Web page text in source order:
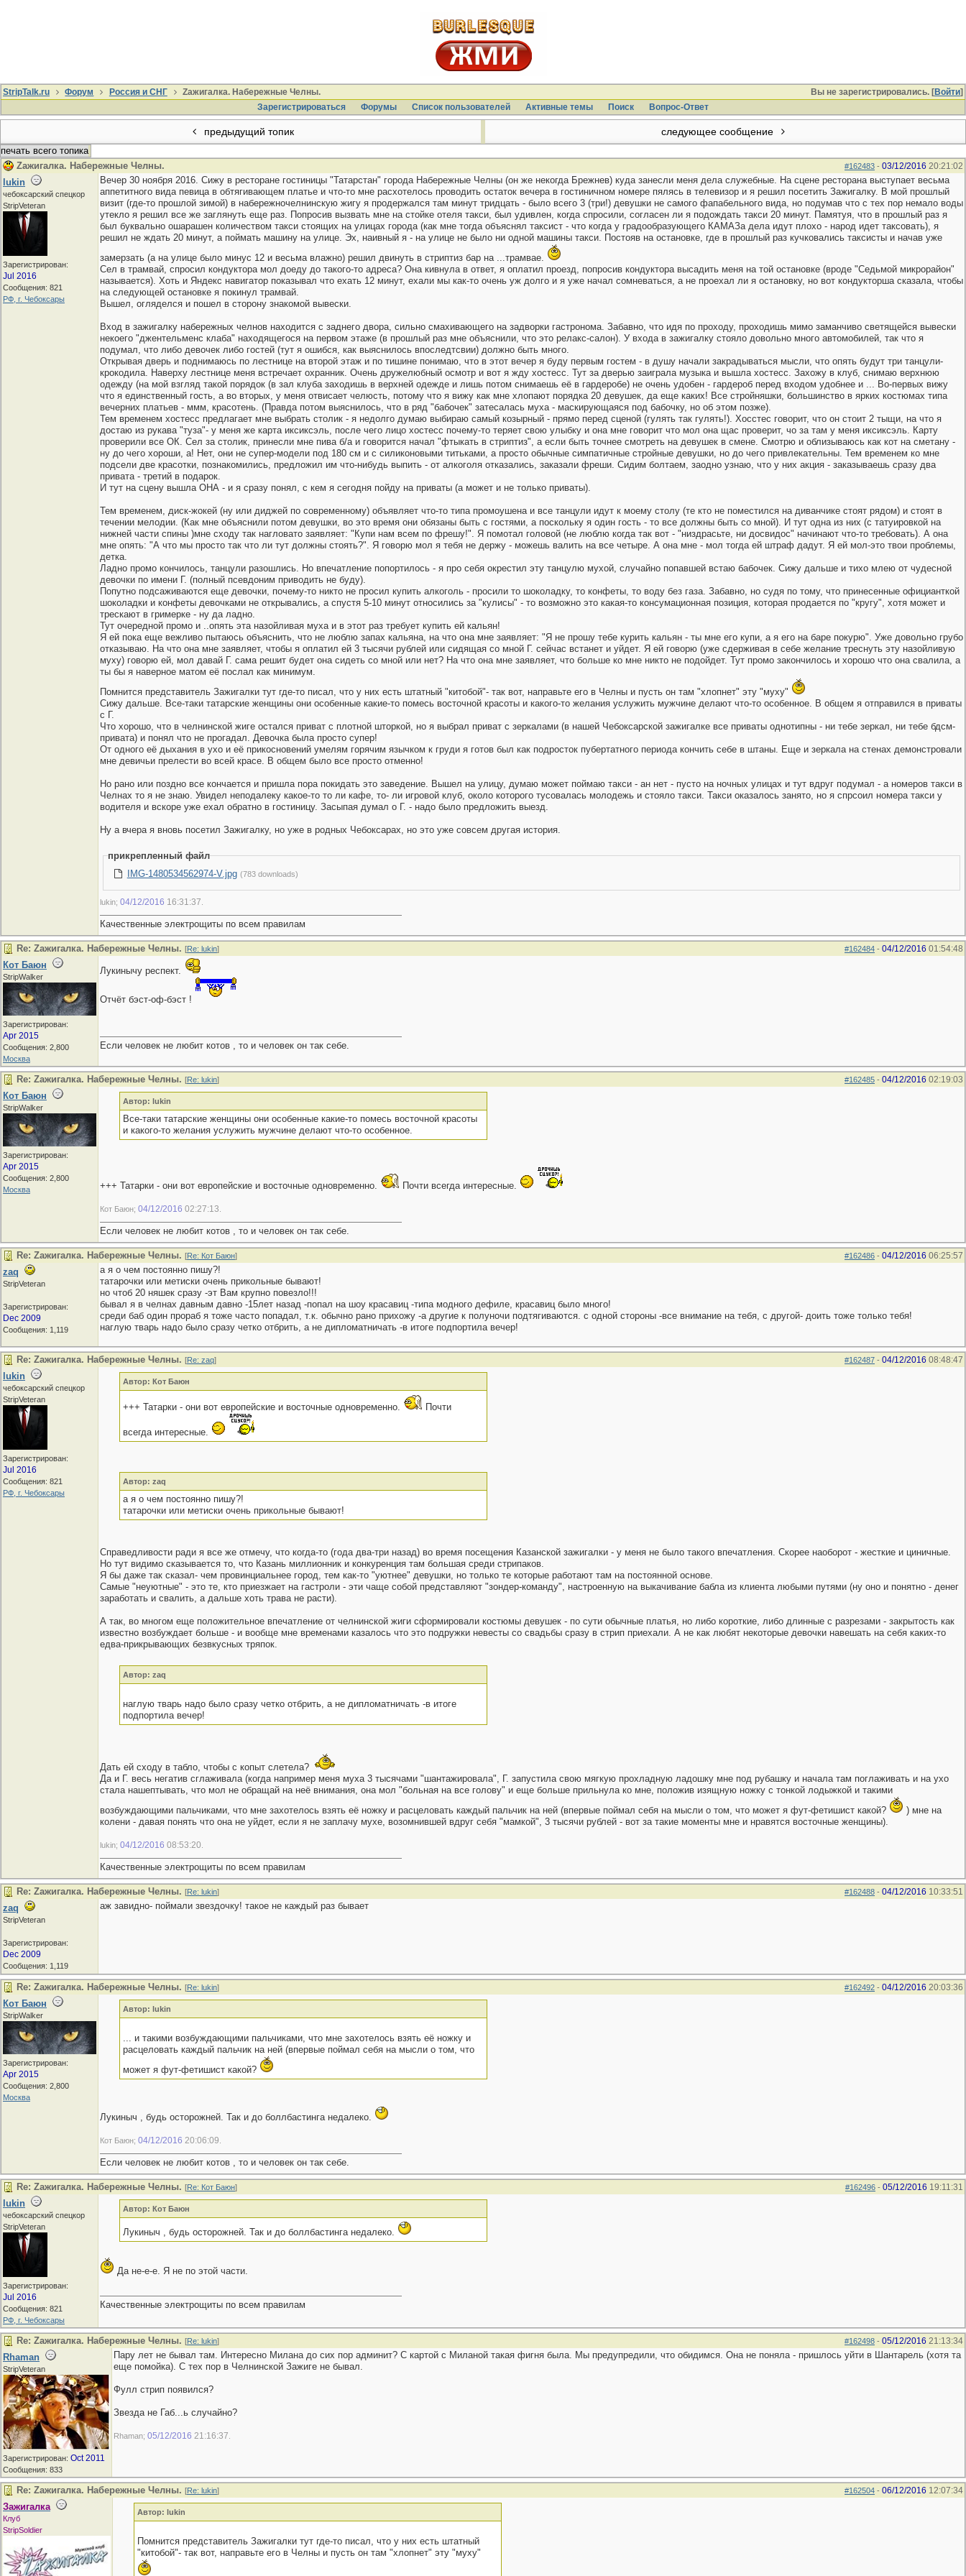
Вы не зарегистрировались. [Войти]
StripTalk.ru Форум Россия и СНГ
Zaжигалка. Набережные Челны.
Зарегистрироваться
Форумы Список пользователей Активные темы Поиcк Вопрос-Ответ
предыдущий топик следующее сообщение
печать всего топика
#162483 - 03/12/2016 20:21:02
Zaжигалка. Набережные Челны.
lukin
чебоксарский спецкор
StripVeteran
Зарегистрирован:
Jul 2016
Сообщения: 821
РФ, г. Чебоксары
Вечер 30 ноября 2016. Сижу в ресторане гостиницы "Татарстан" города Набережные Челны (он же некогда Брежнев) куда занесли меня дела служебные. На сцене ресторана выступает весьма
аппетитного вида певица в обтягивающем платье и что-то мне расхотелось проводить остаток вечера в гостиничном номере пялясь в телевизор и я решил посетить Зажигалку. В мой прошлый
визит (где-то прошлой зимой) в набережночелнинскую жигу я продержался там минут тридцать - было всего 3 (три!) девушки не самого фапабельного вида, но подумав что с тех пор немало воды
утекло я решил все же заглянуть еще раз. Попросив вызвать мне на стойке отеля такси, был удивлен, когда спросили, согласен ли я подождать такси 20 минут. Памятуя, что в прошлый раз я
был буквально ошарашен количеством такси стоящих на улицах города (как мне тогда объяснял таксист - что когда у градообразующего КАМАЗа дела идут плохо - народ идет таксовать), я
решил не ждать 20 минут, а поймать машину на улице. Эх, наивный я - на улице не было ни одной машины такси. Постояв на остановке, где в прошлый раз кучковались таксисты и начав уже
замерзать (а на улице было минус 12 и весьма влажно) решил двинуть в стриптиз бар на ...трамвае.
Сел в трамвай, спросил кондуктора мол доеду до такого-то адреса? Она кивнула в ответ, я оплатил проезд, попросив кондуктора высадить меня на той остановке (вроде "Седьмой микрорайон"
называется). Хоть и Яндекс навигатор показывал что ехать 12 минут, ехали мы как-то очень уж долго и я уже начал сомневаться, а не проехал ли я остановку, но вот кондукторша сказала, чтобы
на следующей остановке я покинул трамвай.
Вышел, огляделся и пошел в сторону знакомой вывески.
Вход в зажигалку набережных челнов находится с заднего двора, сильно смахивающего на задворки гастронома. Забавно, что идя по проходу, проходишь мимо заманчиво светящейся вывески
некоего "джентельменс клаба" находящегося на первом этаже (в прошлый раз мне объяснили, что это релакс-салон). У входа в зажигалку стояло довольно много автомобилей, так что я
подумал, что либо девочек либо гостей (тут я ошибся, как выяснилось впоследтсвии) должно быть много.
Открывая дверь и поднимаюсь по лестнице на второй этаж и по тишине понимаю, что в этот вечер я буду первым гостем - в душу начали закрадываться мысли, что опять будут три танцули-
крокодила. Наверху лестнице меня встречает охранник. Очень дружелюбный осмотр и вот я жду хостесс. Тут за дверью заиграла музыка и вышла хостесс. Захожу в клуб, снимаю верхнюю
одежду (на мой взгляд такой порядок (в зал клуба заходишь в верхней одежде и лишь потом снимаешь её в гардеробе) не очень удобен - гардероб перед входом удобнее и ... Во-первых вижу
что я единственный гость, а во вторых, у меня отвисает челюсть, потому что я вижу как мне хлопают порядка 20 девушек, да еще каких! Все стройняшки, большинство в ярких костюмах типа
вечерних платьев - ммм, красотень. (Правда потом выяснилось, что в ряд "бабочек" затесалась муха - маскирующаяся под бабочку, но об этом позже).
Тем временем хостесс предлагает мне выбрать столик - я недолго думаю выбираю самый козырный - прямо перед сценой (гулять так гулять!). Хосстес говорит, что он стоит 2 тыщи, на что я
достаю из рукава "туза"- у меня же карта иксиксэль, после чего лицо хостесс почему-то теряет свою улыбку и она мне говорит что мол она щас проверит, чо за там у меня иксиксэль. Карту
проверили все ОК. Сел за столик, принесли мне пива б/а и говорится начал "фтыкать в стриптиз", а если быть точнее смотреть на девушек в смене. Смотрю и облизываюсь как кот на сметану -
ну до чего хороши, а! Нет, они не супер-модели под 180 см и с силиконовыми титьками, а просто обычные симпатичные стройные девушки, но до чего привлекательны. Тем временем ко мне
подсели две красотки, познакомились, предложил им что-нибудь выпить - от алкоголя отказались, заказали фреши. Сидим болтаем, заодно узнаю, что у них акция - заказываешь сразу два
привата - третий в подарок.
И тут на сцену вышла ОНА - и я сразу понял, с кем я сегодня пойду на приваты (а может и не только приваты).
Тем временем, диск-жокей (ну или диджей по современному) объявляет что-то типа промоушена и все танцули идут к моему столу (те кто не поместился на диванчике стоят рядом) и стоят в
течении мелодии. (Как мне объяснили потом девушки, во это время они обязаны быть с гостями, а поскольку я один гость - то все должны быть со мной). И тут одна из них (с татуировкой на
нижней части спины )мне сходу так нагловато заявляет: "Купи нам всем по фрешу!". Я помотал головой (не люблю когда так вот - "низдрасьте, ни досвидос" начинают что-то требовать). А она
мне опять: "А что мы просто так что ли тут должны стоять?". Я говорю мол я тебя не держу - можешь валить на все четыре. А она мне - мол тогда ей штраф дадут. Я ей мол-это твои проблемы,
детка.
Ладно промо кончилось, танцули разошлись. Но впечатление попортилось - я про себя окрестил эту танцулю мухой, случайно попавшей встаю бабочек. Сижу дальше и тихо млею от чудесной
девочки по имени Г. (полный псевдоним приводить не буду).
Попутно подсаживаются еще девочки, почему-то никто не просил купить алкоголь - просили то шоколадку, то конфеты, то воду без газа. Забавно, но судя по тому, что принесенные официанткой
шоколадки и конфеты девочками не открывались, а спустя 5-10 минут относились за "кулисы" - то возможно это какая-то консумационная позиция, которая продается по "кругу", хотя может и
трескают в гримерке - ну да ладно.
Тут очередной промо и ..опять эта назойливая муха и в этот раз требует купить ей кальян!
Я ей пока еще вежливо пытаюсь объяснить, что не люблю запах кальяна, на что она мне заявляет: "Я не прошу тебе курить кальян - ты мне его купи, а я его на баре покурю". Уже довольно грубо
отказываю. На что она мне заявляет, чтобы я оплатил ей 3 тысячи рублей или сидящая со мной Г. сейчас встанет и уйдет. Я ей говорю (уже сдерживая в себе желание треснуть эту назойливую
муху) говорю ей, мол давай Г. сама решит будет она сидеть со мной или нет? На что она мне заявляет, что больше ко мне никто не подойдет. Тут промо закончилось и хорошо что она свалила, а
ты бы я наверное матом её послал как минимум.
Помнится представитель Зажигалки тут где-то писал, что у них есть штатный "китобой"- так вот, направьте его в Челны и пусть он там "хлопнет" эту "муху"
Сижу дальше. Все-таки татарские женщины они особенные какие-то помесь восточной красоты и какого-то желания услужить мужчине делают что-то особенное. В общем я отправился в приваты
с Г.
Что хорошо, что в челнинской жиге остался приват с плотной шторкой, но я выбрал приват с зеркалами (в нашей Чебоксарской зажигалке все приваты однотипны - ни тебе зеркал, ни тебе бдсм-
привата) и понял что не прогадал. Девочка была просто супер!
От одного её дыхания в ухо и её прикосновений умелям горячим язычком к груди я готов был как подросток пубертатного периода кончить себе в штаны. Еще и зеркала на стенах демонстровали
мне девичьи прелести во всей красе. В общем было все просто отменно!
Но рано или поздно все кончается и пришла пора покидать это заведение. Вышел на улицу, думаю может поймаю такси - ан нет - пусто на ночных улицах и тут вдруг подумал - а номеров такси в
Челнах то я не знаю. Увидел неподалеку какое-то то ли кафе, то- ли игровой клуб, около которого тусовалась молодежь и стояло такси. Такси оказалось занято, но я спрсоил номера такси у
водителя и вскоре уже ехал обратно в гостиницу. Засыпая думал о Г. - надо было предложить выезд.
Ну а вчера я вновь посетил Зажигалку, но уже в родных Чебоксарах, но это уже совсем другая история.
прикрепленный файл
IMG-1480534562974-V.jpg (783 downloads)
lukin; 04/12/2016 16:31:37
Качественные электрощиты по всем правилам
#162484 - 04/12/2016 01:54:48
Re: Zaжигалка. Набережные Челны. [Re: lukin]
Кот Баюн
StripWalker
Зарегистрирован:
Apr 2015
Сообщения: 2,800
Москва
Лукинычу респект.
Отчёт бэст-оф-бэст !
Если человек не любит котов , то и человек он так себе.
#162485 - 04/12/2016 02:19:03
Re: Zaжигалка. Набережные Челны. [Re: lukin]
Кот Баюн
StripWalker
Зарегистрирован:
Apr 2015
Сообщения: 2,800
Москва
Автор: lukin
Все-таки татарские женщины они особенные какие-то помесь восточной красоты
и какого-то желания услужить мужчине делают что-то особенное.
+++ Татарки - они вот европейские и восточные одновременно. Почти всегда интересные.
Кот Баюн; 04/12/2016 02:27:13
Если человек не любит котов , то и человек он так себе.
#162486 - 04/12/2016 06:25:57
Re: Zaжигалка. Набережные Челны. [Re: Кот Баюн]
zaq
StripVeteran
Зарегистрирован:
Dec 2009
Сообщения: 1,119
а я о чем постоянно пишу?!
татарочки или метиски очень прикольные бывают!
но чтоб 20 няшек сразу -эт Вам крупно повезло!!!
бывал я в челнах давным давно -15лет назад -попал на шоу красавиц -типа модного дефиле, красавиц было много!
среди баб один прораб я тоже часто попадал, т.к. обычно рано прихожу -а другие к полуночи подтягиваются. с одной стороны -все внимание на тебя, с другой- доить тоже только тебя!
наглую тварь надо было сразу четко отбрить, а не дипломатничать -в итоге подпортила вечер!
#162487 - 04/12/2016 08:48:47
Re: Zaжигалка. Набережные Челны. [Re: zaq]
lukin
чебоксарский спецкор
StripVeteran
Зарегистрирован:
Jul 2016
Сообщения: 821
РФ, г. Чебоксары
Автор: Кот Баюн
+++ Татарки - они вот европейские и восточные одновременно. Почти
всегда интересные.
Автор: zaq
а я о чем постоянно пишу?!
татарочки или метиски очень прикольные бывают!
Справедливости ради я все же отмечу, что когда-то (года два-три назад) во время посещения Казанской зажигалки - у меня не было такого впечатления. Скорее наоборот - жесткие и циничные.
Но тут видимо сказывается то, что Казань миллионник и конкуренция там большая среди стрипаков.
Я бы даже так сказал- чем провинциальнее город, тем как-то "уютнее" девушки, но только те которые работают там на постоянной основе.
Самые "неуютные" - это те, кто приезжает на гастроли - эти чаще собой представляют "зондер-команду", настроенную на выкачивание бабла из клиента любыми путями (ну оно и понятно - денег
заработать и свалить, а дальше хоть трава не расти).
А так, во многом еще положительное впечатление от челнинской жиги сформировали костюмы девушек - по сути обычные платья, но либо короткие, либо длинные с разрезами - закрытость как
известно возбуждает больше - и вообще мне временами казалось что это подружки невесты со свадьбы сразу в стрип приехали. А не как любят некоторые девочки навешать на себя каких-то
едва-прикрывающих безвкусных тряпок.
Автор: zaq
наглую тварь надо было сразу четко отбрить, а не дипломатничать -в итоге
подпортила вечер!
Дать ей сходу в табло, чтобы с копыт слетела?
Да и Г. весь негатив сглаживала (когда например меня муха 3 тысячами "шантажировала", Г. запустила свою мягкую прохладную ладошку мне под рубашку и начала там поглаживать и на ухо
стала нашептывать, что мол не обращай на неё внимания, она мол "больная на все голову" и еще больше прильнула ко мне, положив изящную ножку c тонкой лодыжкой и такими
возбуждающими пальчиками, что мне захотелось взять её ножку и расцеловать каждый пальчик на ней (впервые поймал себя на мысли о том, что может я фут-фетишист какой?
) мне на
колени - давая понять что она не уйдет, если я не заплачу мухе, возомнившей вдруг себя "мамкой", 3 тысячи рублей - вот за такие моменты мне и нравятся восточные женщины).
lukin; 04/12/2016 08:53:20
Качественные электрощиты по всем правилам
#162488 - 04/12/2016 10:33:51
Re: Zaжигалка. Набережные Челны. [Re: lukin]
zaq
StripVeteran
Зарегистрирован:
Dec 2009
Сообщения: 1,119
аж завидно- поймали звездочку! такое не каждый раз бывает
#162492 - 04/12/2016 20:03:36
Re: Zaжигалка. Набережные Челны. [Re: lukin]
Кот Баюн
StripWalker
Зарегистрирован:
Apr 2015
Сообщения: 2,800
Москва
Автор: lukin
... и такими возбуждающими пальчиками, что мне захотелось взять её ножку и
расцеловать каждый пальчик на ней (впервые поймал себя на мысли о том, что
может я фут-фетишист какой?
Лукиныч , будь осторожней. Так и до боллбастинга недалеко.
Кот Баюн; 04/12/2016 20:06:09
Если человек не любит котов , то и человек он так себе.
#162496 - 05/12/2016 19:11:31
Re: Zaжигалка. Набережные Челны. [Re: Кот Баюн]
lukin
чебоксарский спецкор
StripVeteran
Зарегистрирован:
Jul 2016
Сообщения: 821
РФ, г. Чебоксары
Автор: Кот Баюн
Лукиныч , будь осторожней. Так и до боллбастинга недалеко.
Да не-е-е. Я не по этой части.
Качественные электрощиты по всем правилам
#162498 - 05/12/2016 21:13:34
Re: Zaжигалка. Набережные Челны. [Re: lukin]
Rhaman
StripVeteran
Зарегистрирован: Oct 2011
Сообщения: 833
Пару лет не бывал там. Интересно Милана до сих пор админит? С картой с Миланой такая фигня была. Мы предупредили, что обидимся. Она не поняла - пришлось уйти в Шантарель (хотя та
еще помойка). С тех пор в Челнинской Зажиге не бывал.
Фулл стрип появился?
Звезда не Габ...ь случайно?
Rhaman; 05/12/2016 21:16:37
#162504 - 06/12/2016 12:07:34
Re: Zaжигалка. Набережные Челны. [Re: lukin]
Зажигалка
Клуб
StripSoldier
Автор: lukin
Помнится представитель Зажигалки тут где-то писал, что у них есть штатный
"китобой"- так вот, направьте его в Челны и пусть он там "хлопнет" эту "муху"